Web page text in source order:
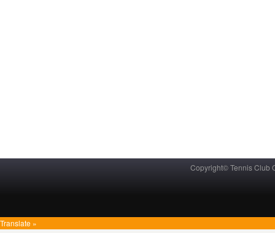
Copyright© Tennis Club
Translate »